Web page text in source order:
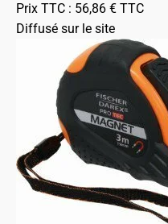
Prix TTC : 56,86 € TTC
Diffusé sur le site